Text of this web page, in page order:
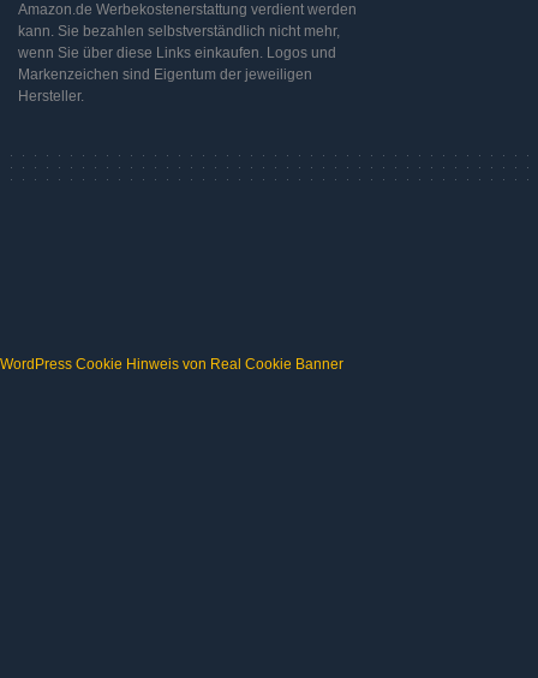
Amazon.de Werbekostenerstattung verdient werden
kann. Sie bezahlen selbstverständlich nicht mehr,
wenn Sie über diese Links einkaufen. Logos und
Markenzeichen sind Eigentum der jeweiligen
Hersteller.
WordPress Cookie Hinweis von Real Cookie Banner